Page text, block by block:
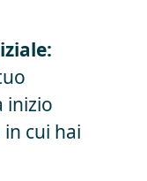
inizio
cui hai